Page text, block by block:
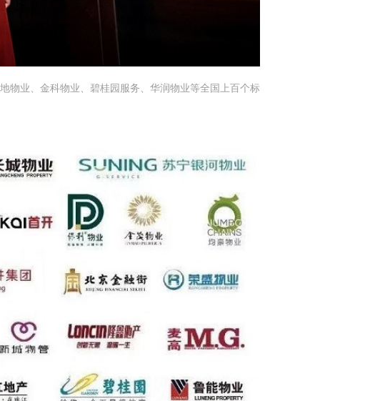
物业、金科物业、碧桂园服务、华润物业等全国上百个标